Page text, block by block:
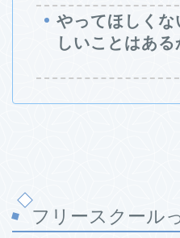
やってほしく
しいことはある
フリースクール